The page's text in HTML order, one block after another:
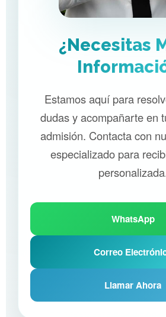
¿Necesitas
Estamos aquí para
dudas y acompañarte en
admisión. Contacta con
especializado para
WhatsApp
Correo
Llamar Ahora